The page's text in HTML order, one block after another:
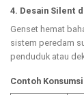
4. Desain Silent
Genset hemat
sistem peredam
penduduk atau
Contoh